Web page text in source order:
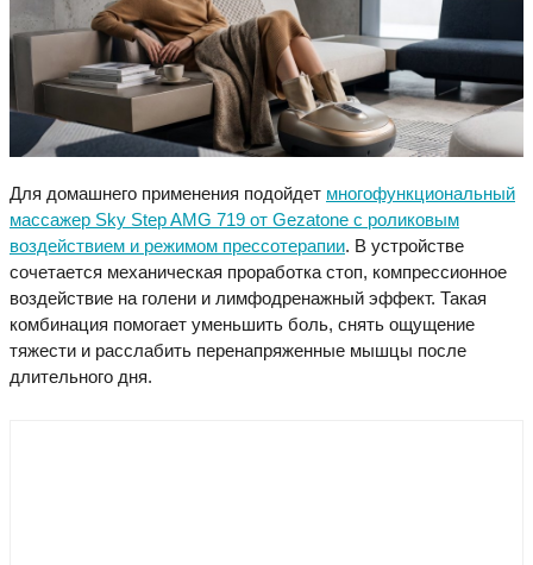
Для домашнего применения подойдет многофункциональный
массажер Sky Step AMG 719 от Gezatone с роликовым
воздействием и режимом прессотерапии. В устройстве
сочетается механическая проработка стоп, компрессионное
воздействие на голени и лимфодренажный эффект. Такая
комбинация помогает уменьшить боль, снять ощущение
тяжести и расслабить перенапряженные мышцы после
длительного дня.